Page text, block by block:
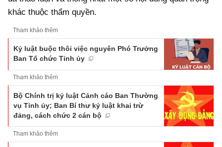
khác thuộc thẩm quyền.
Tham khảo thêm
Kỷ luật buộc thôi việc nguyên Phó Trưởng
Ban Tổ chức Tỉnh ủy
Tham khảo thêm
Bộ Chính trị kỷ luật Cảnh cáo Ban Thường
vụ Tỉnh ủy; Ban Bí thư kỷ luật khai trừ
đảng, cách chức 2 cán bộ
Tham khảo thêm